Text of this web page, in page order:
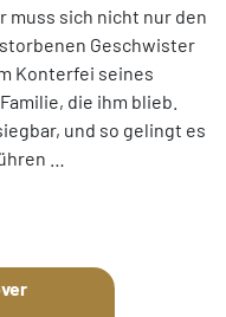
muss sich nicht nur den
Geschwister
Konterfei seines
die ihm blieb.
und so gelingt es
…